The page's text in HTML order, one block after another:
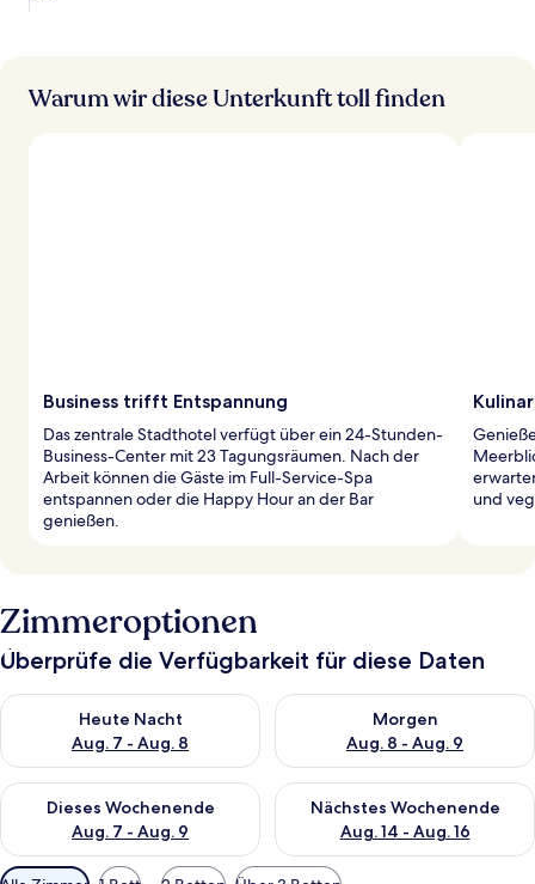
Warum wir diese Unterkunft toll finden
Business trifft Entspannung
Das zentrale Stadthotel verfügt über ein 24-Stunden-
Business-Center mit 23 Tagungsräumen. Nach der
Arbeit können die Gäste im Full-Service-Spa
entspannen oder die Happy Hour an der Bar
genießen.
und
Zimmeroptionen
Überprüfe die Verfügbarkeit für diese Daten
Heute Nacht
Aug. 7 - Aug. 8
Überprüfe die Verfügbarkeit für heute Nacht, Aug. 7 - Aug. 8.
Morgen
Aug. 8 - Aug. 9
Überprüfe die Verfügbarkeit
Dieses Wochenende
Aug. 7 - Aug. 9
Überprüfe die Verfügbarkeit für dieses Wochenende, Aug. 7
Nächstes Wochenende
Aug. 14 - Aug. 16
Überprüfe die Verfügbarkeit
Verfügbare